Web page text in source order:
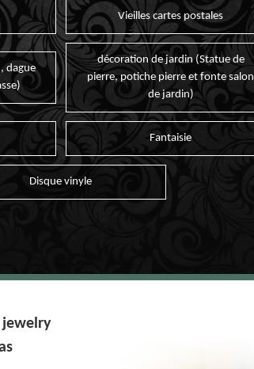
Vieilles cartes postales
dague
décoration de jardin (Statue de
pierre, potiche pierre et fonte salon
de jardin)
Fantaisie
Disque vinyle
jewelry